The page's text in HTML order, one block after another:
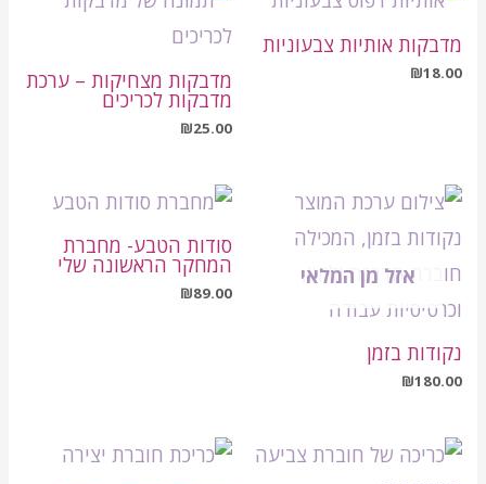
מדבקות אותיות צבעוניות
₪18.00 מדבקות מצחיקות – ערכת
מדבקות לכריכים
₪25.00
אזל מן המלאי
נקודות בזמן
₪180.00
סודות הטבע- מחברת
המחקר הראשונה שלי
₪89.00